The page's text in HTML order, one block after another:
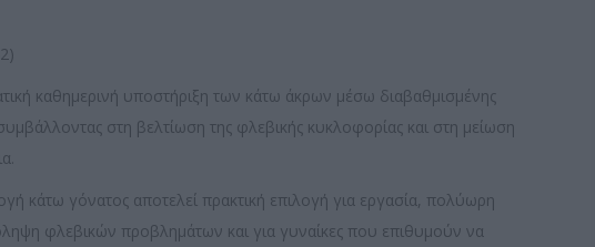
καθημερινή υποστήριξη των κάτω άκρων μέσω διαβαθμισμένης
στη βελτίωση της φλεβικής κυκλοφορίας και στη μείωση
κάτω γόνατος αποτελεί πρακτική επιλογή για εργασία, πολύωρη
φλεβικών προβλημάτων και για γυναίκες που επιθυμούν να